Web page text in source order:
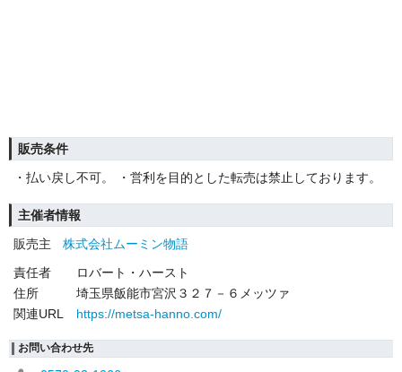
販売条件
・払い戻し不可。 ・営利を目的とした転売は禁止しております。
主催者情報
販売主
株式会社ムーミン物語
責任者
ロバート・ハースト
住所
埼玉県飯能市宮沢３２７－６メッツァ
関連URL
https://metsa-hanno.com/
お問い合わせ先